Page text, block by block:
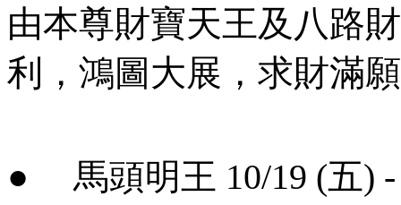
由本尊財寶天王及八路
利，鴻圖大展，求財滿
● 馬頭明王 10/19 (五